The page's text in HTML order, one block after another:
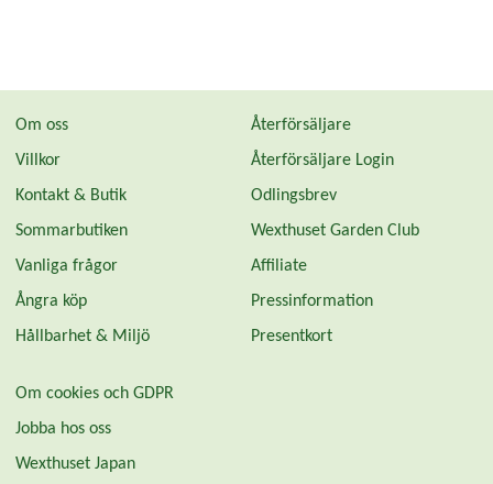
Om oss
Villkor
Kontakt & Butik
Sommarbutiken
Vanliga frågor
Ångra köp
Hållbarhet & Miljö
Återförsäljare
Återförsäljare Login
Odlingsbrev
Wexthuset Garden Club
Affiliate
Pressinformation
Presentkort
Om cookies och GDPR
Jobba hos oss
Wexthuset Japan